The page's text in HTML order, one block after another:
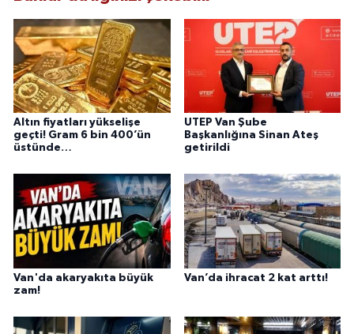
Altın fiyatları yükselişe
geçti! Gram 6 bin 400’ün
üstünde…
UTEP Van Şube
Başkanlığına Sinan Ateş
getirildi
Van'da akaryakıta büyük
zam!
Van’da ihracat 2 kat arttı!